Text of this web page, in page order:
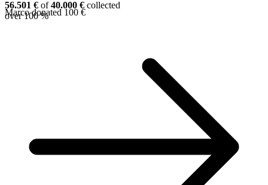
56.501 € of40.000 € collected
over100 %
Marco donated 100 €